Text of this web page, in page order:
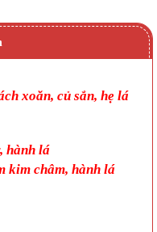
xoăn, củ sắn, hẹ lá
hành lá
kim châm, hành lá